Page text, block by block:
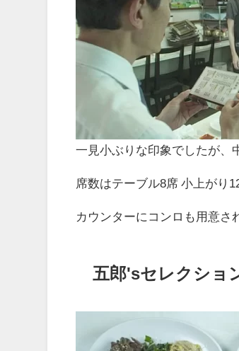
一見小ぶりな印象でしたが、
席数はテーブル8席 小上がり
カウンターにコンロも用意さ
五郎'sセレクショ